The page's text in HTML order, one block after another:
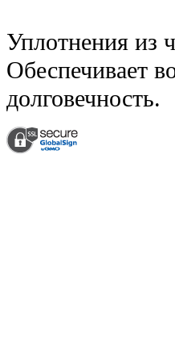
Уплотнения из
Обеспечивает
долговечность.